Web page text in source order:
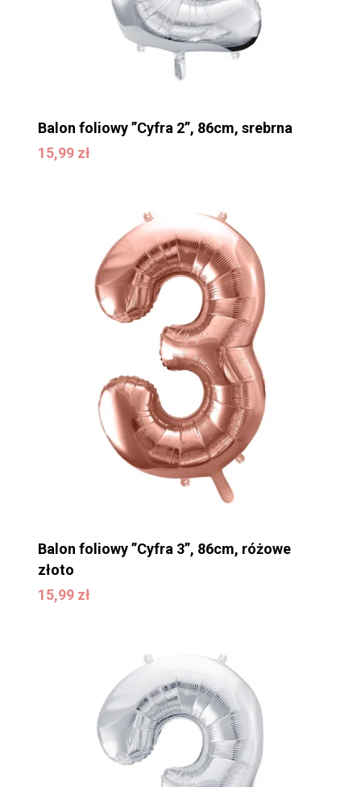
WRÓĆ DO SKLEPU
Balon foliowy ”Cyfra 2”, 86cm, srebrna
15,99 zł
15,99
Balon foliowy ”Cyfra 3”, 86cm, różowe
złoto
15,99 zł
15,99